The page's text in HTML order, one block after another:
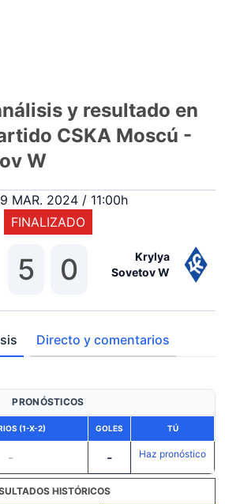
y resultado en
CSKA Moscú -
W
MAR. 2024 / 11:00h
FINALIZADO
5 0
Krylya
Sovetov W
Directo y comentarios
PRONÓSTICOS
(1-X-2) GOLES TÚ
- - Haz pronóstico
HISTÓRICOS